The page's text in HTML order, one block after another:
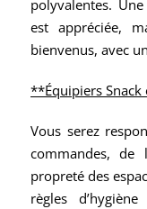
polyvalentes.
est appréciée,
bienvenus, avec
**Équipiers Snack
Vous serez
commandes,
propreté des
règles